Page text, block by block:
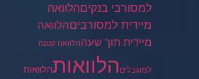
למסורבי בנקיםהלוואה
מיידית למסורביםהלוואה
מיידית תוך שעההלוואה קטנה
למוגבלים הלוואותהלוואות